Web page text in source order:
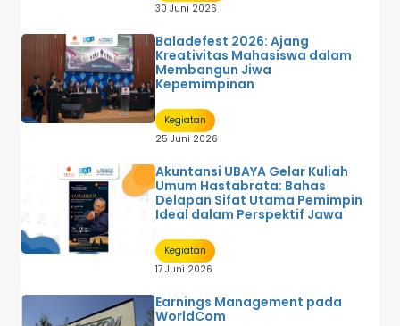
30 Juni 2026
Baladefest 2026: Ajang
Kreativitas Mahasiswa dalam
Membangun Jiwa
Kepemimpinan
Kegiatan
25 Juni 2026
Akuntansi UBAYA Gelar Kuliah
Umum Hastabrata: Bahas
Delapan Sifat Utama Pemimpin
Ideal dalam Perspektif Jawa
Kegiatan
17 Juni 2026
Earnings Management pada
WorldCom